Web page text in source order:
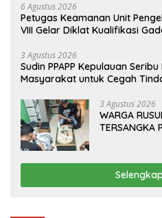
6 Agustus 2026
Petugas Keamanan Unit
VIII Gelar Diklat Kualifikasi
Polda Metro Jaya*
3 Agustus 2026
Sudin PPAPP Kepulauan
Masyarakat untuk Cegah
3 Agustus 2026
WARGA
TERSANGKA